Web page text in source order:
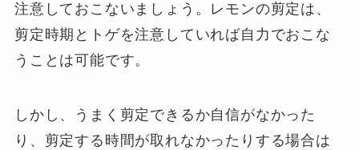
注意しておこないましょう。レモンの剪定は、
剪定時期とトゲを注意していれば自力でおこな
うことは可能です。
しかし、うまく剪定できるか自信がなかった
り、剪定する時間が取れなかったりする場合は